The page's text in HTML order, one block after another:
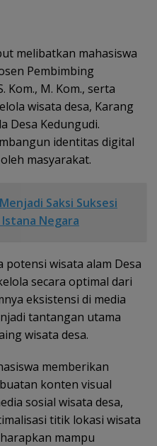
melibatkan mahasiswa
Pembimbing
Kom., M. Kom., serta
wisata desa, Karang
Desa Kedungudi.
identitas digital
masyarakat.
Saksi Suksesi
Negara
wisata alam Desa
secara optimal dari
eksistensi di media
tantangan utama
wisata desa.
memberikan
konten visual
sosial wisata desa,
titik lokasi wisata
mampu